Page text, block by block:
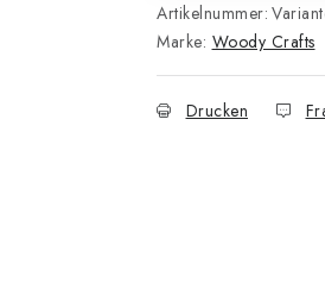
Artikelnummer:
Marke: Woody Crafts
Drucken